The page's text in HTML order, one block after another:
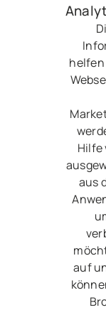
helfen
Hilfe
aus
auf